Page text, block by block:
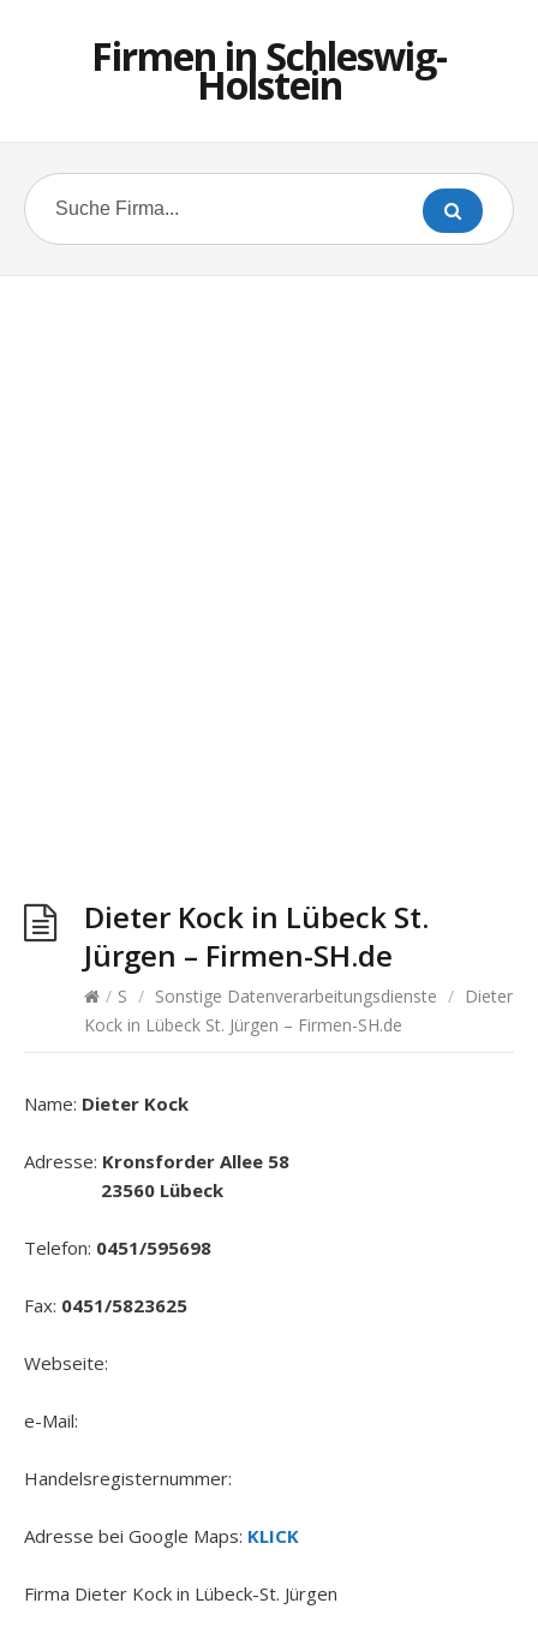
Firmen in Schleswig-
Holstein
Dieter Kock in Lübeck St.
Jürgen – Firmen-SH.de
/ S / Sonstige Datenverarbeitungsdienste / Dieter
Kock in Lübeck St. Jürgen – Firmen-SH.de
Name: Dieter Kock
Adresse: Kronsforder Allee 58
23560 Lübeck
Telefon: 0451/595698
Fax: 0451/5823625
Webseite:
e-Mail:
Handelsregisternummer:
Adresse bei Google Maps: KLICK
Firma Dieter Kock in Lübeck-St. Jürgen